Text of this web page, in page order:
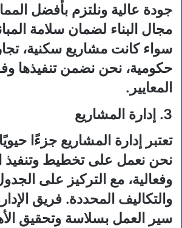
جودة عالية ونلتزم بأفضل
مجال البناء لضمان سلامة
سواء كانت مشاريع سكنية،
حكومية، نحن نضمن تنفيذها
المعايير.
3. إدارة المشاريع
تعتبر إدارة المشاريع جزءًا
نحن نعمل على تخطيط وتنفيذ
وفعالية، مع التركيز على
والتكاليف المحددة. فريق
سير العمل بسلاسة وتحقيق